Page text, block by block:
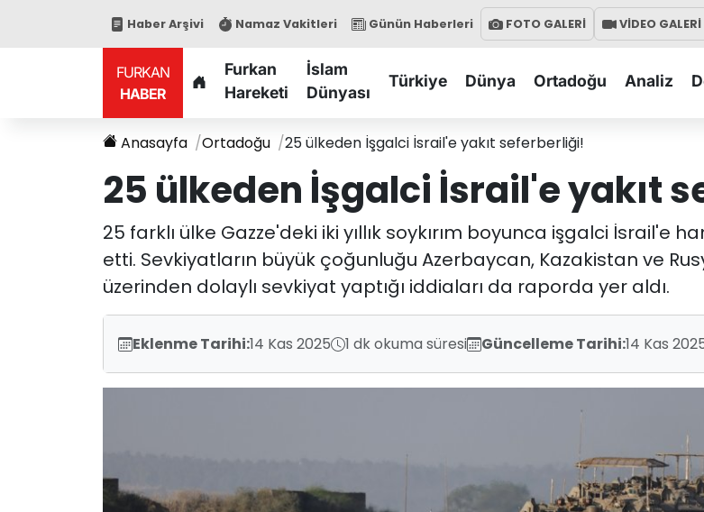
Haber Arşivi Namaz Vakitleri Günün Haberleri FOTO GALERİ VİDEO GALERİ
FURKAN
HABER
Furkan
Hareketi
İslam
Dünyası
Türkiye Dünya Ortadoğu Analiz
Anasayfa Ortadoğu 25 ülkeden İşgalci İsrail'e yakıt seferberliği!
25 ülkeden İşgalci İsrail'e yakıt
25 farklı ülke Gazze'deki iki yıllık soykırım boyunca işgalci
etti. Sevkiyatların büyük çoğunluğu Azerbaycan, Kazakistan ve
üzerinden dolaylı sevkiyat yaptığı iddiaları da raporda yer aldı.
Eklenme Tarihi:14 Kas 2025 1 dk okuma süresi Güncelleme Tarihi:14 Kas